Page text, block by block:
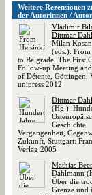
Weitere Rezensionen
der Autorinnen /
Vladimir
Dittmar
Milan
(eds.):
to Belgrade. The First
Follow-up Meeting
of Détente, Göttingen:
unipress 2012
Dittmar
(Hg.):
Geschichte.
Vergangenheit,
Zukunft, Stuttgart:
Verlag 2005
Mathias Beer
Dahlmann
Über die
Grenze und